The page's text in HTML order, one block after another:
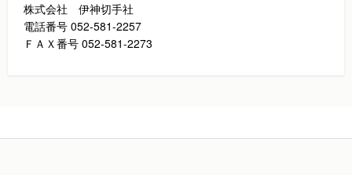
株式会社 伊神切手社
電話番号 052-581-2257
ＦＡＸ番号 052-581-2273